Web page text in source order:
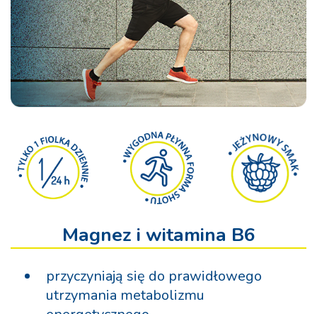
Magnez i witamina B6
przyczyniają się do prawidłowego
utrzymania metabolizmu